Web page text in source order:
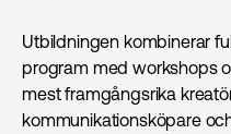
Utbildningen kombinerar
program med workshops
mest framgångsrika
kommunikations­köpare